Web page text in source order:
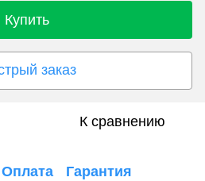
Купить
заказ
К сравнению
Оплата Гарантия